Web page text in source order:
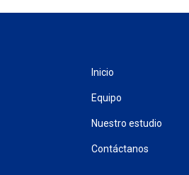
Inicio
Equipo
Nuestro estudio
Contáctanos